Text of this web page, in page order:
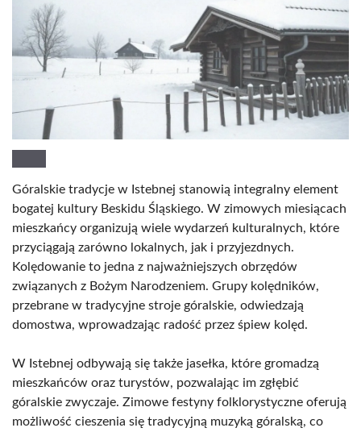
Góralskie tradycje w Istebnej stanowią integralny element
bogatej kultury Beskidu Śląskiego. W zimowych miesiącach
mieszkańcy organizują wiele wydarzeń kulturalnych, które
przyciągają zarówno lokalnych, jak i przyjezdnych.
Kolędowanie to jedna z najważniejszych obrzędów
związanych z Bożym Narodzeniem. Grupy kolędników,
przebrane w tradycyjne stroje góralskie, odwiedzają
domostwa, wprowadzając radość przez śpiew kolęd.
W Istebnej odbywają się także jasełka, które gromadzą
mieszkańców oraz turystów, pozwalając im zgłębić
góralskie zwyczaje. Zimowe festyny folklorystyczne oferują
możliwość cieszenia się tradycyjną muzyką góralską, co